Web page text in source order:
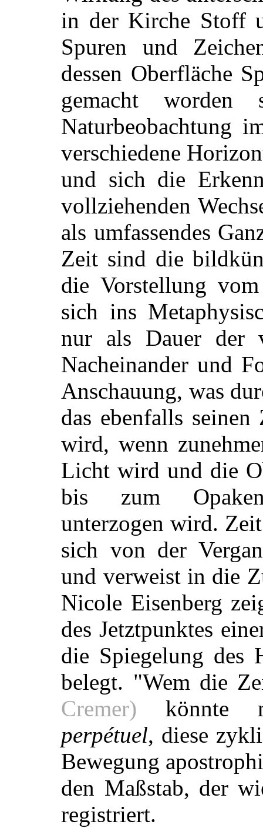
in der Kirche Stoff
Spuren und
dessen Oberfläche
gemacht
Naturbeobachtung
verschiedene
und sich die
vollziehenden
als umfassendes
Zeit sind die
die Vorstellung
sich ins
nur als Dauer der
Nacheinander und
Anschauung, was
das ebenfalls
wird, wenn
Licht wird und die
bis zum
unterzogen wird.
sich von der
und verweist in die
Nicole Eisenberg
des Jetztpunktes
die Spiegelung des
belegt. "Wem die
Cremer) könnte
perpétuel, diese
Bewegung
den Maßstab, der
registriert.